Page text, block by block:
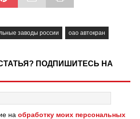
заводы россии оао автокран
ПОДПИШИТЕСЬ НА
на обработку моих персональных